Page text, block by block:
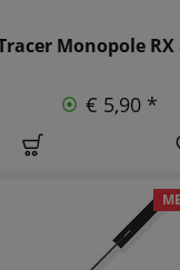
Monopole RX
€ 5,90 *